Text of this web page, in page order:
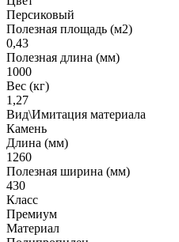
Персиковый
Полезная площадь (м2)
0,43
Полезная длина (мм)
1000
Вес (кг)
1,27
Вид\Имитация материала
Камень
Длина (мм)
1260
Полезная ширина (мм)
430
Класс
Премиум
Материал